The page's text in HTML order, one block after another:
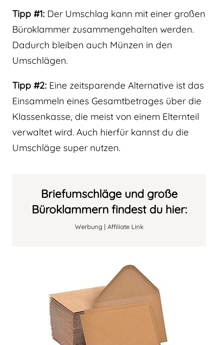
Tipp #1: Der Umschlag kann mit einer großen
Büroklammer zusammengehalten werden.
Dadurch bleiben auch Münzen in den
Umschlägen.
Tipp #2: Eine zeitsparende Alternative ist das
Einsammeln eines Gesamtbetrages über die
Klassenkasse, die meist von einem Elternteil
verwaltet wird. Auch hierfür kannst du die
Umschläge super nutzen.
Briefumschläge und große
Büroklammern findest du hier:
Werbung | Affiliate Link